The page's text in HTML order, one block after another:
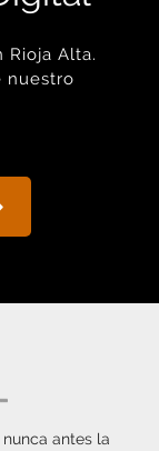
Rioja Alta.
nuestro
antes la